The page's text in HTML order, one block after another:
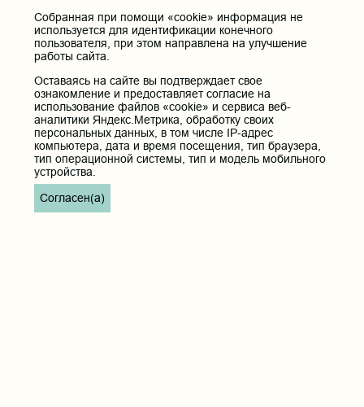
Единая коллекция цифровых образовательных ресурсов
ФГБОУ ВО "Пензенский государственный университет"
Кафедра терапия
Контактные данные и телефоны
Федеральное государственное бюджетное образовательное
учреждение высшего образования «Читинская
государственная медицинская академия» Министерства
здравоохранения Российской Федерации
Юридический и фактический адрес:
672000, Российская Федерация, Забайкальский край, г. Чита, ул.
Горького, д. 39 «а».
Собранная при помощи «cookie» информация не
используется для идентификации конечного
пользователя, при этом направлена на улучшение
работы сайта.
Оставаясь на сайте вы подтверждает свое
ознакомление и предоставляет согласие на
использование файлов «cookie» и сервиса веб-
аналитики Яндекс.Метрика, обработку своих
персональных данных, в том числе IP-адрес
компьютера, дата и время посещения, тип браузера,
тип операционной системы, тип и модель мобильного
устройства.
Согласен(а)